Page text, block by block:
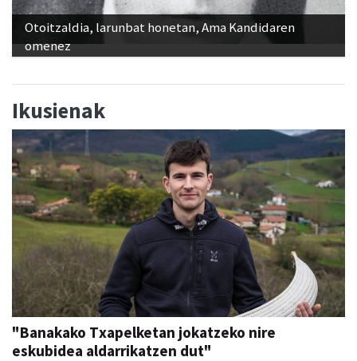
Otoitzaldia, larunbat honetan, Ama Kandidaren
omenez
Ikusienak
"Banakako Txapelketan jokatzeko nire
eskubidea aldarrikatzen dut"